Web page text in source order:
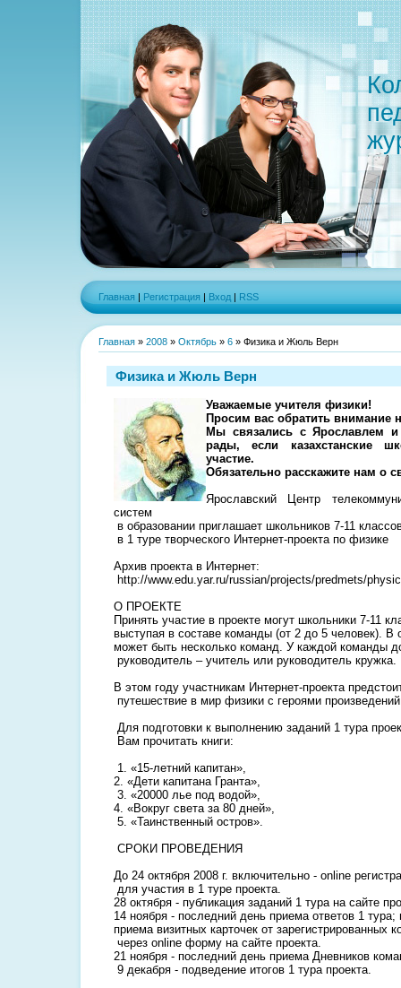
Главная | Регистрация | Вход | RSS
Главная » 2008 » Октябрь » 6 » Физика и Жюль Верн
Физика и Жюль Верн
Уважаемые учителя физики!
Просим вас обратить внимание
Мы связались с Ярославлем и
рады, если казахстанские
участие.
Обязательно расскажите нам о
Ярославский Центр
систем
в образовании приглашает школьников 7-11
в 1 туре творческого Интернет-проекта по физике
Архив проекта в Интернет:
http://www.edu.yar.ru/russian/projects/predmets/
О ПРОЕКТЕ
Принять участие в проекте могут школьники 7-11
выступая в составе команды (от 2 до 5 человек). В
может быть несколько команд. У каждой команды
руководитель – учитель или руководитель кружка.
В этом году участникам Интернет-проекта
путешествие в мир физики с героями
Для подготовки к выполнению заданий 1 тура
Вам прочитать книги:
1. «15-летний капитан»,
2. «Дети капитана Гранта»,
3. «20000 лье под водой»,
4. «Вокруг света за 80 дней»,
5. «Таинственный остров».
СРОКИ ПРОВЕДЕНИЯ
До 24 октября 2008 г. включительно - online
для участия в 1 туре проекта.
28 октября - публикация заданий 1 тура на сайте
14 ноября - последний день приема ответов 1
приема визитных карточек от зарегистрированных
через online форму на сайте проекта.
21 ноября - последний день приема Дневников
9 декабря - подведение итогов 1 тура проекта.